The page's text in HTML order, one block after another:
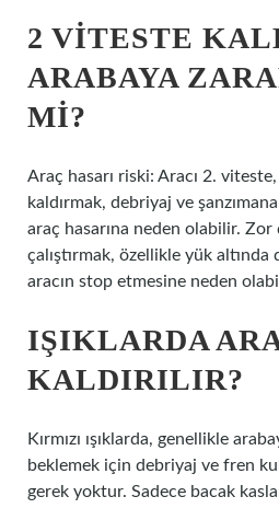
2 VITESTE
ARABAYA
MI?
Araç hasarı riski: Aracı 2.
kaldırmak, debriyaj ve
araç hasarına neden olabilir. Zor
çalıştırmak, özellikle yük
aracın stop etmesine neden
IŞIKLARDA
KALDIRILIR?
Kırmızı ışıklarda, genellikle
beklemek için debriyaj ve fren
gerek yoktur. Sadece bacak